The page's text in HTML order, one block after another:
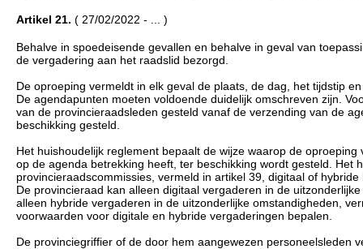
Artikel 21. ( 27/02/2022 - ... )
Behalve in spoedeisende gevallen en behalve in geval van
de vergadering aan het raadslid bezorgd.
De oproeping vermeldt in elk geval de plaats, de dag, het tijdstip
De agendapunten moeten voldoende duidelijk omschreven zijn.
van de provincieraadsleden gesteld vanaf de verzending van de
beschikking gesteld.
Het huishoudelijk reglement bepaalt de wijze waarop de
op de agenda betrekking heeft, ter beschikking wordt gesteld. Het
provincieraadscommissies, vermeld in artikel 39, digitaal of
De provincieraad kan alleen digitaal vergaderen in de
alleen hybride vergaderen in de uitzonderlijke omstandigheden,
voorwaarden voor digitale en hybride vergaderingen bepalen.
De provinciegriffier of de door hem aangewezen personeelsleden